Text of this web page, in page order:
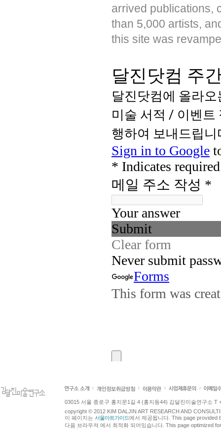
arrived publications,
than 5,000 artists,
this site was
03015 서울 종로구 홍지문1길 4 (홍지동44) 김달진미술연구소 T
copyright © 2012 KIM DALJIN ART RESEARCH AND
이 페이지는 서울아트가이드에서 제공됩니다. This page provided
다음 브라우져 에서 최적화 되어있습니다. This page optimized